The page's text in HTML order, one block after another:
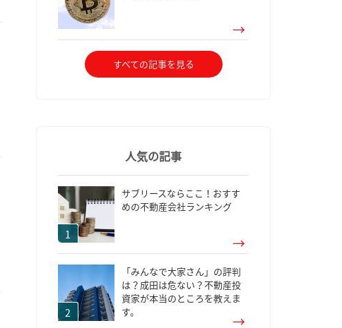
すべての記事を見る
人気の記事
サブリースならここ！おすす
めの不動産会社ランキング
「みんなで大家さん」の評判
は？成田は危ない？不動産投
資家が本当のところを教えま
す。